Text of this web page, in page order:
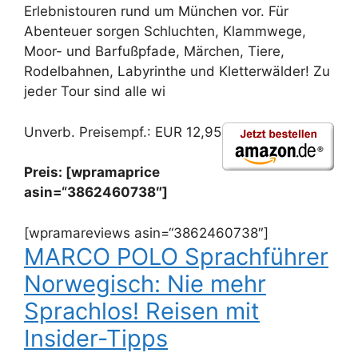
Erlebnistouren rund um München vor. Für
Abenteuer sorgen Schluchten, Klammwege,
Moor- und Barfußpfade, Märchen, Tiere,
Rodelbahnen, Labyrinthe und Kletterwälder! Zu
jeder Tour sind alle wi
Unverb. Preisempf.: EUR 12,95
Preis: [wpramaprice
asin=“3862460738″]
[wpramareviews asin=“3862460738″]
MARCO POLO Sprachführer
Norwegisch: Nie mehr
Sprachlos! Reisen mit
Insider-Tipps